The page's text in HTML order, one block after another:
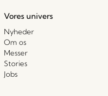
Vores univers
Nyheder
Om os
Messer
Stories
Jobs